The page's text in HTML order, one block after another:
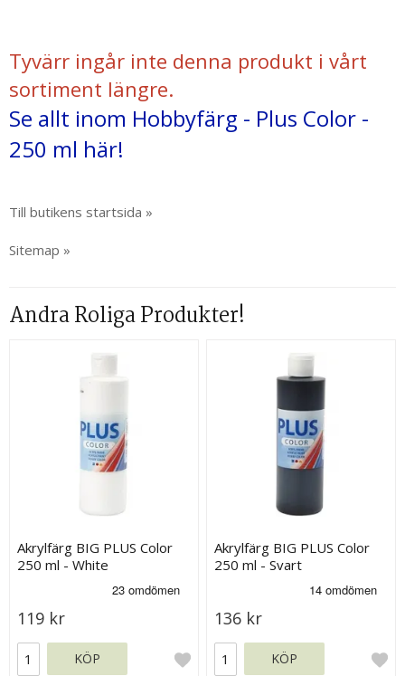
Tyvärr ingår inte denna produkt i vårt
sortiment längre.
Se allt inom Hobbyfärg - Plus Color -
250 ml här!
Till butikens startsida »
Sitemap »
Andra Roliga Produkter!
Akrylfärg BIG PLUS Color
250 ml - White
119 kr
KÖP
Akrylfärg BIG PLUS Color
250 ml - Svart
136 kr
KÖP